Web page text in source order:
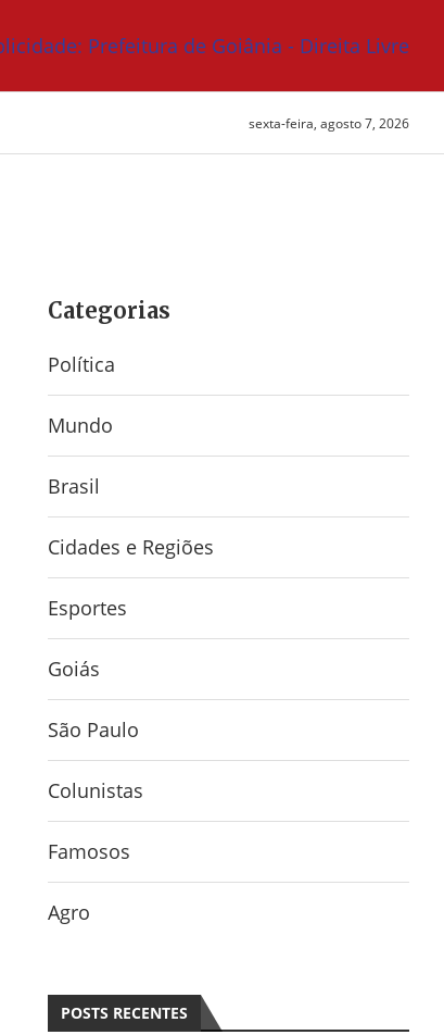
sexta-feira, agosto 7, 2026
Categorias
Política
Mundo
Brasil
Cidades e Regiões
Esportes
Goiás
São Paulo
Colunistas
Famosos
Agro
POSTS RECENTES